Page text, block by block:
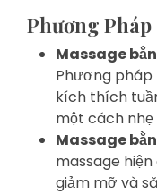
Phương Pháp
Massage
Phương pháp
kích thích
một cách
Massage
massage
giảm mỡ và